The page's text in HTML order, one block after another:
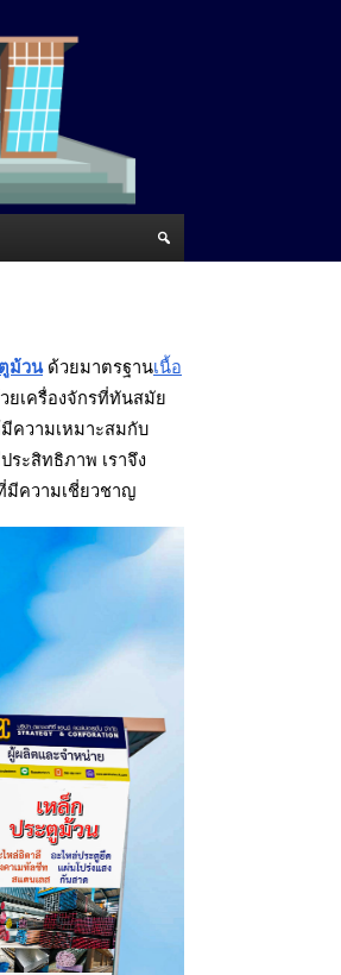
ม้วน ด้วยมาตรฐานเนื้อ
ยเครื่องจักรที่ทันสมัย
ความเหมาะสมกับ
ะสิทธิภาพ เราจึง
มีความเชี่ยวชาญ